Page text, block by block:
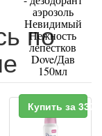
по
аэрозоль
Невидимый
Нежность
лепестков
Dove/Дав
150мл
Купить за 337